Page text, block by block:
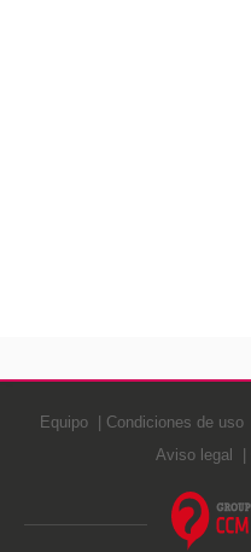
Equipo Condiciones de uso
Aviso legal